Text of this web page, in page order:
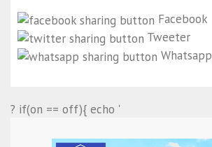
Facebook
Tweeter
Whatsapp
? if(on == off){ echo '